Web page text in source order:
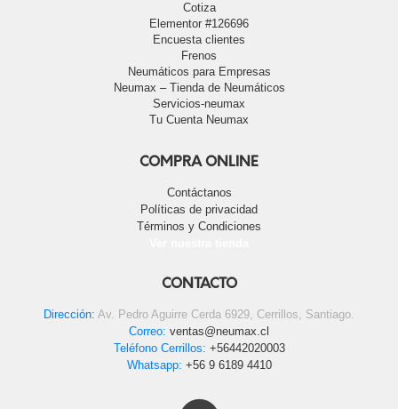
Cotiza
Elementor #126696
Encuesta clientes
Frenos
Neumáticos para Empresas
Neumax – Tienda de Neumáticos
Servicios-neumax
Tu Cuenta Neumax
COMPRA ONLINE
Contáctanos
Políticas de privacidad
Términos y Condiciones
CONTACTO
Dirección: Av. Pedro Aguirre Cerda 6929, Cerrillos, Santiago.
Correo: ventas@neumax.cl
Teléfono Cerrillos: +56442020003
Whatsapp: +56 9 6189 4410